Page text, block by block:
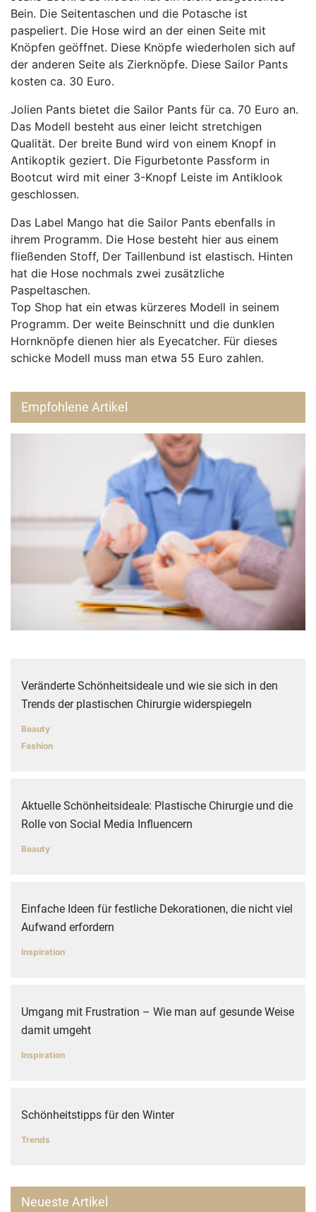
Bein. Die Seitentaschen und die Potasche ist
paspeliert. Die Hose wird an der einen Seite mit
Knöpfen geöffnet. Diese Knöpfe wiederholen sich auf
der anderen Seite als Zierknöpfe. Diese Sailor Pants
kosten ca. 30 Euro.
Jolien Pants bietet die Sailor Pants für ca. 70 Euro an.
Das Modell besteht aus einer leicht stretchigen
Qualität. Der breite Bund wird von einem Knopf in
Antikoptik geziert. Die Figurbetonte Passform in
Bootcut wird mit einer 3-Knopf Leiste im Antiklook
geschlossen.
Das Label Mango hat die Sailor Pants ebenfalls in
ihrem Programm. Die Hose besteht hier aus einem
fließenden Stoff, Der Taillenbund ist elastisch. Hinten
hat die Hose nochmals zwei zusätzliche
Paspeltaschen.
Top Shop hat ein etwas kürzeres Modell in seinem
Programm. Der weite Beinschnitt und die dunklen
Hornknöpfe dienen hier als Eyecatcher. Für dieses
schicke Modell muss man etwa 55 Euro zahlen.
Empfohlene Artikel
Veränderte Schönheitsideale und wie sie sich in den
Trends der plastischen Chirurgie widerspiegeln
Beauty
Fashion
Aktuelle Schönheitsideale: Plastische Chirurgie und die
Rolle von Social Media Influencern
Beauty
Einfache Ideen für festliche Dekorationen, die nicht viel
Aufwand erfordern
Inspiration
Umgang mit Frustration – Wie man auf gesunde Weise
damit umgeht
Inspiration
Schönheitstipps für den Winter
Trends
Neueste Artikel